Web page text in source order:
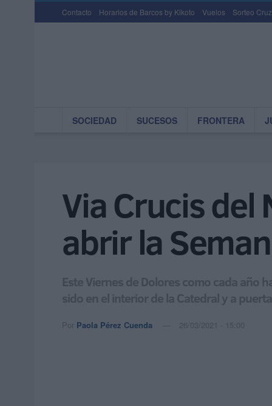
Contacto Horarios de Barcos by Kikoto Vuelos Sorteo
SOCIEDAD SUCESOS FRONTERA
Via Crucis del
abrir la
Este Viernes de Dolores como cada año
sido en el interior de la Catedral y a
Por Paola Pérez Cuenda 26/03/2021 - 15:00